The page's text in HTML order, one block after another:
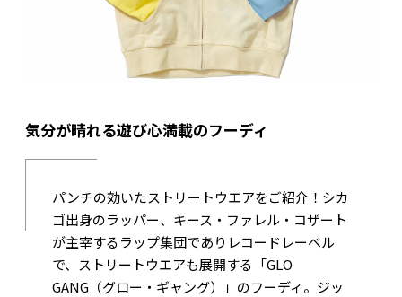
気分が晴れる遊び心満載のフーディ
パンチの効いたストリートウエアをご紹介！シカ
ゴ出身のラッパー、キース・ファレル・コザート
が主宰するラップ集団でありレコードレーベル
で、ストリートウエアも展開する「GLO
GANG（グロー・ギャング）」のフーディ。ジッ